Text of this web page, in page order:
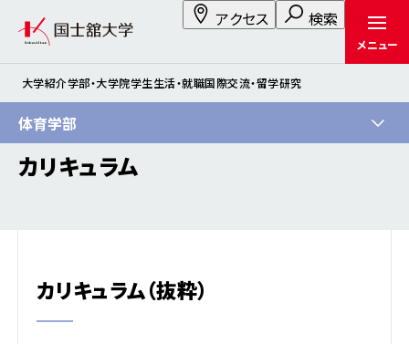
アクセス 検索
メニュー
大学紹介学部・大学院学生生活・就職国際交流・留学研究
カリキュラム
カリキュラム（抜粋）
体育学部